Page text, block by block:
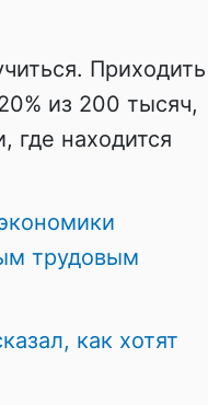
Приходить
из 200 тысяч,
где находится
трудовым
как хотят